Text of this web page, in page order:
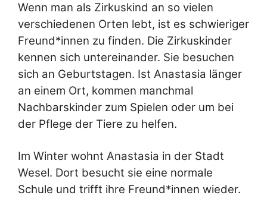
Wenn man als Zirkuskind an so vielen
verschiedenen Orten lebt, ist es schwieriger
Freund*innen zu finden. Die Zirkuskinder
kennen sich untereinander. Sie besuchen
sich an Geburtstagen. Ist Anastasia länger
an einem Ort, kommen manchmal
Nachbarskinder zum Spielen oder um bei
der Pflege der Tiere zu helfen.
Im Winter wohnt Anastasia in der Stadt
Wesel. Dort besucht sie eine normale
Schule und trifft ihre Freund*innen wieder.